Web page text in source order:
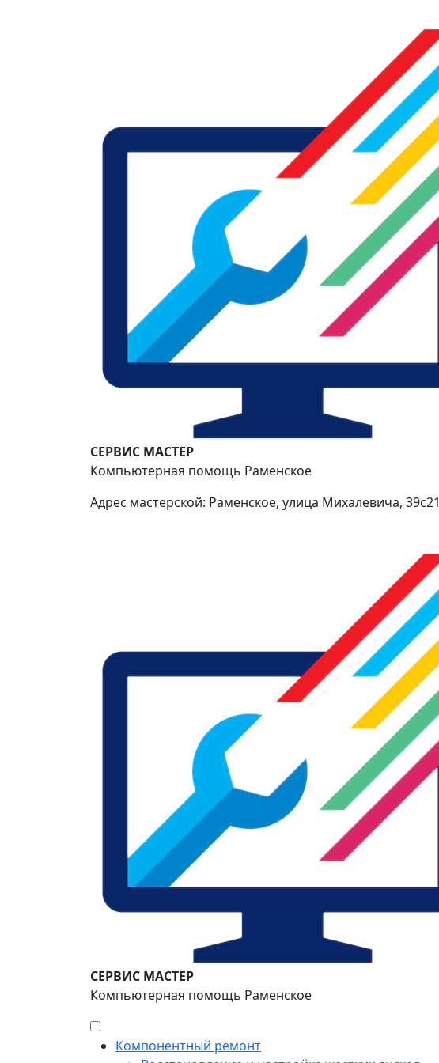
СЕРВИС МАСТЕР
Компьютерная помощь Раменское
Адрес мастерской: Раменское, улица Михалевича, 39с21
СЕРВИС МАСТЕР
Компьютерная помощь Раменское
Компонентный ремонт